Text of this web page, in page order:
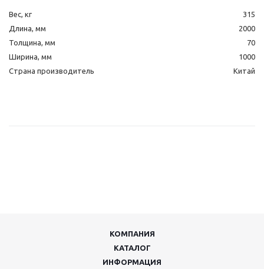
Вес, кг
315
Длина, мм
2000
Толщина, мм
70
Ширина, мм
1000
Страна производитель
Китай
КОМПАНИЯ
КАТАЛОГ
ИНФОРМАЦИЯ